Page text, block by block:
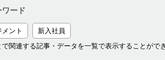
ワード
ント
新入社員
関連する記事・データを一覧で表示することがで